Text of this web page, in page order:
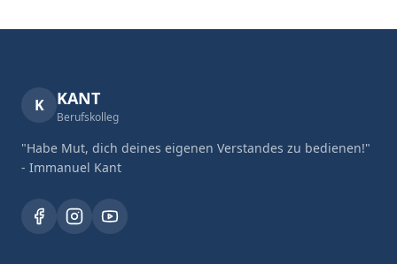
K KANT
Berufskolleg
"Habe Mut, dich deines eigenen Verstandes zu bedienen!"
- Immanuel Kant